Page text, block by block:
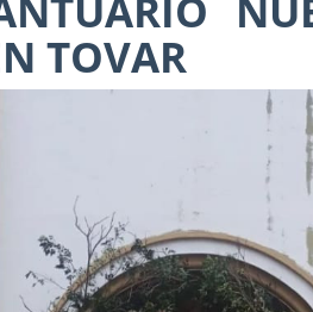
TOVAR